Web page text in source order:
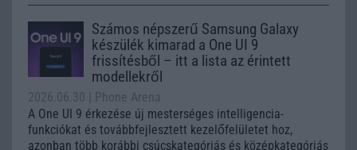
Számos népszerű Samsung Galaxy
készülék kimarad a One UI 9
frissítésből – itt a lista az érintett
modellekről
2026.06.30
| Phone Arena
A One UI 9 érkezése új mesterséges intelligencia-
funkciókat és továbbfejlesztett kezelőfelületet hoz,
azonban több korábbi csúcskategóriás és középkategóriás